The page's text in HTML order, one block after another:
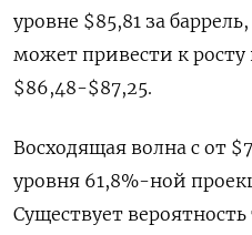
уровне $85,81 за
может привести к росту
$86,48-$87,25.
Восходящая волна c от
уровня 61,8%-ной
Существует